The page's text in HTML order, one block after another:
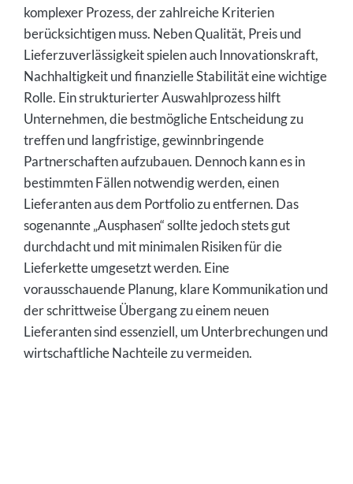
komplexer Prozess, der zahlreiche Kriterien
berücksichtigen muss. Neben Qualität, Preis und
Lieferzuverlässigkeit spielen auch Innovationskraft,
Nachhaltigkeit und finanzielle Stabilität eine wichtige
Rolle. Ein strukturierter Auswahlprozess hilft
Unternehmen, die bestmögliche Entscheidung zu
treffen und langfristige, gewinnbringende
Partnerschaften aufzubauen. Dennoch kann es in
bestimmten Fällen notwendig werden, einen
Lieferanten aus dem Portfolio zu entfernen. Das
sogenannte „Ausphasen“ sollte jedoch stets gut
durchdacht und mit minimalen Risiken für die
Lieferkette umgesetzt werden. Eine
vorausschauende Planung, klare Kommunikation und
der schrittweise Übergang zu einem neuen
Lieferanten sind essenziell, um Unterbrechungen und
wirtschaftliche Nachteile zu vermeiden.